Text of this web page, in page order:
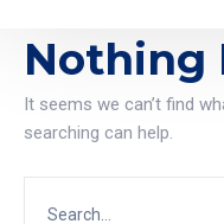
Nothing
It seems we can’t find
searching can help.